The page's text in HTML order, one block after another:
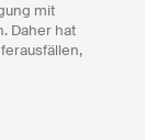
mit
Daher hat